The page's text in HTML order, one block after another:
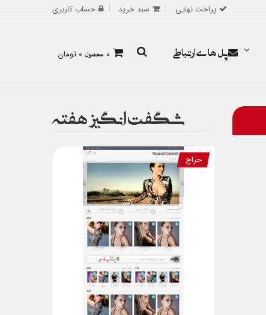
پراخت نهایی سبد خرید حساب کاربری
0 محصول 0 تومان پل های ارتباطی
شگفت انگیز هفته
حراج